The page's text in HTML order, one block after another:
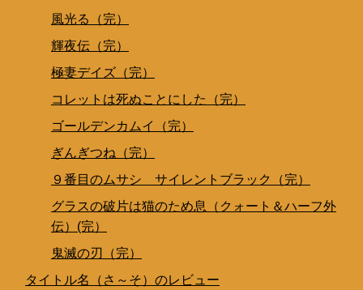
風光る（完）
輝夜伝（完）
極妻デイズ（完）
コレットは死ぬことにした（完）
ゴールデンカムイ（完）
ぎんぎつね（完）
９番目のムサシ サイレントブラック（完）
グラスの破片は猫のため息（クォート＆ハーフ外
伝）(完）
鬼滅の刃（完）
タイトル名（さ～そ）のレビュー